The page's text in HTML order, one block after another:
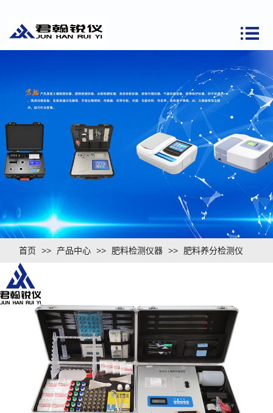
首页 >> 产品中心 >> 肥料检测仪器 >> 肥料养分检测仪